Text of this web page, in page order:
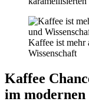
Kaffee ist mehr
Wissenschaft
Kaffee
im modernen